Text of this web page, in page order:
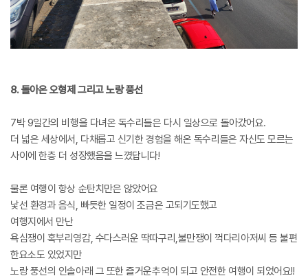
8. 돌아온 오형제 그리고 노랑 풍선
7박 9일간의 비행을 다녀온 독수리들은 다시 일상으로 돌아갔어요.
더 넓은 세상에서, 다채롭고 신기한 경험을 해온 독수리들은 자신도 모르는
사이에 한층 더 성장했음을 느꼈답니다!
물론 여행이 항상 순탄치만은 않았어요
낯선 환경과 음식, 빠듯한 일정이 조금은 고되기도했고
여행지에서 만난
욕심쟁이 혹부리영감, 수다스러운 딱따구리,불만쟁이 꺽다리아저씨 등 불편
한요소도 있었지만
노랑 풍선의 인솔아래 그 또한 즐거운추억이 되고 안전한 여행이 되었어요!!